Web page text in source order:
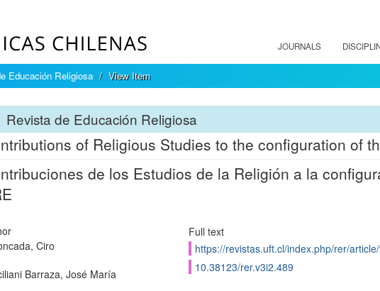
JOURNALS
Educación Religiosa View Item
Revista de Educación Religiosa
of Religious Studies to the configuration of
de los Estudios de la Religión a la
Ciro
Barraza, José María
Full text
https://revistas.uft.cl/index.php/rer/
10.38123/rer.v3i2.489